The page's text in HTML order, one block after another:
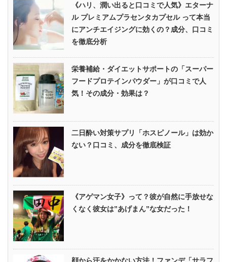
《ハリ、潤い出ると口コミで人気》エターナ
ル プレミアムプラセンタカプセル って本当
にアンチエイジングに効くの？成分、口コミ
を徹底分析
栄養補給・ダイエットサポートの「スーパー
フードプロテインパウダー」が口コミで人
気！その成分・効果は？
二日酔い対策サプリ「ホスピノール」は効か
ない？口コミ、成分を徹底検証
《アゲマン女子》って？彼が自然に手放せな
くなく彼女は”あげまん”な女だった！
顔から汗をかかない方法！ファンデ「サラフ